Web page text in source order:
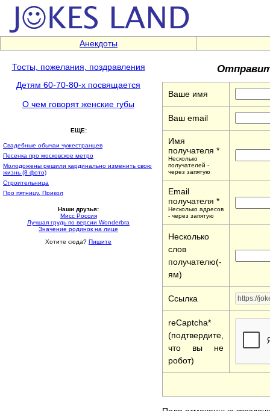
Анекдоты
Тосты, пожелания, поздравления
Детям 60-70-80-x посвящается
О чем говорят женские губы
ЕЩЕ:
Свадебные обычаи чужестранцев
Песенка про московское метро
Молодожены решили кардинально изменить свою
жизнь (8 фото)
Строительница
Про пятницу. Прикол
Наши друзья:
Мисс Россия
Лучшая грудь по версии Wonderbra
Значение родинок на лице
Хотите сюда? Пишите
Ваше имя
Ваш email
Имя
получателя *
Несколько
получателей -
через запятую
Email
получателя *
Несколько адресов
- через запятую
Несколько
слов
получателю(-
ям)
Ссылка
reCaptcha*
(подтвердите,
что вы не
робот)